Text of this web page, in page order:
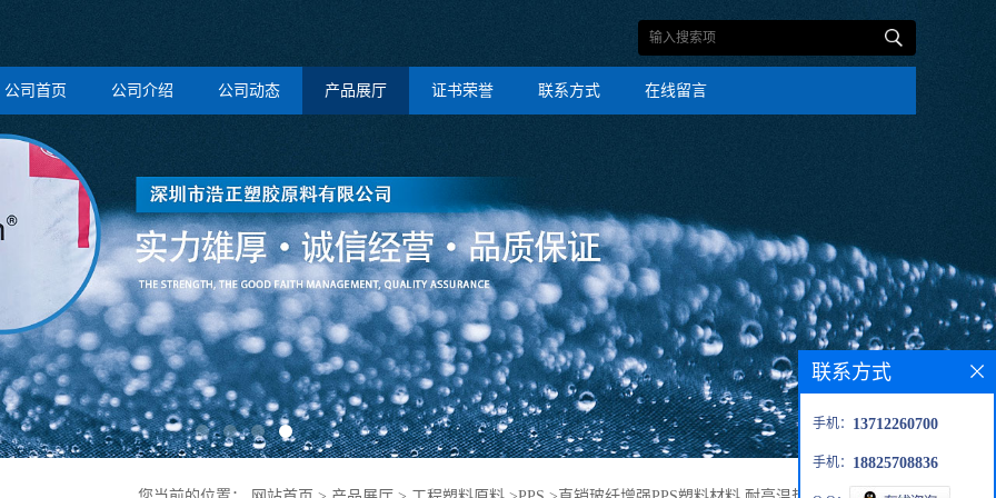
公司首页 公司介绍 公司动态 产品展厅 证书荣誉 联系方式 在线留言
联系方式
手机： 13712260700
手机： 18825708836